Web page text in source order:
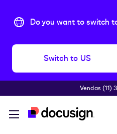
Do you want to switch
Switch to US
Pular para o conteúdo principal
Vendas (11)